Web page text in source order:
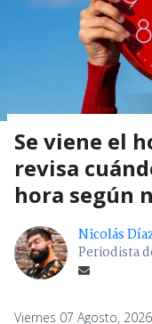
Se viene el
revisa
hora según
Nicolás
Periodista
Viernes 07 Agosto,